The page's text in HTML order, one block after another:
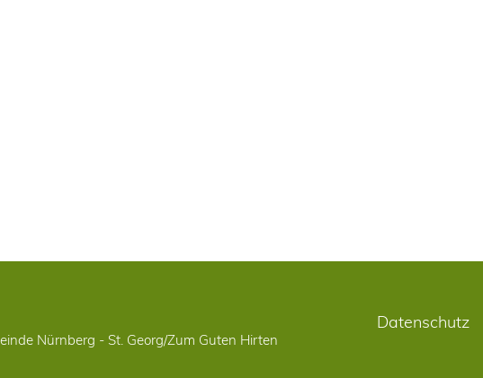
Nürnberg - St. Georg/Zum Guten Hirten
Datenschutz